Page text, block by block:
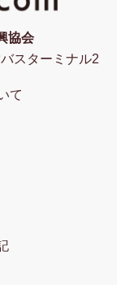
協会
スターミナル2
て